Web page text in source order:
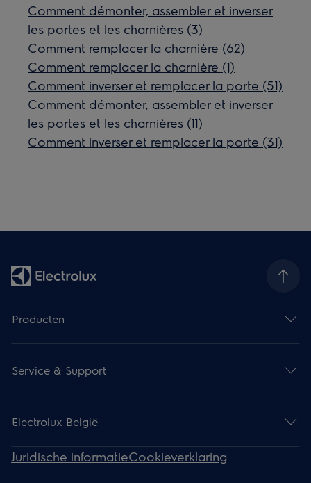
Comment démonter, assembler et inverser
les portes et les charnières (3)
Comment remplacer la charnière (62)
Comment remplacer la charnière (1)
Comment inverser et remplacer la porte (51)
Comment démonter, assembler et inverser
les portes et les charnières (11)
Comment inverser et remplacer la porte (31)
Producten
Service & Support
Electrolux België
Juridische informatieCookieverklaring